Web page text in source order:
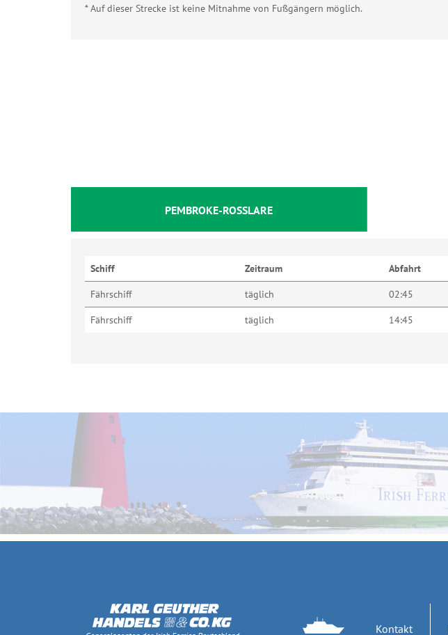
* Auf dieser Strecke ist keine Mitnahme von Fußgängern möglich.
PEMBROKE-ROSSLARE
Schiff Zeitraum Abfahrt
Fährschiff täglich 02:45
Fährschiff täglich 14:45
Kontakt